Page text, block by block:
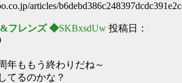
articles/
&フレンズ ◆SKBxsdUw 投稿日：
年ももう終わりだね～
てるのかな？